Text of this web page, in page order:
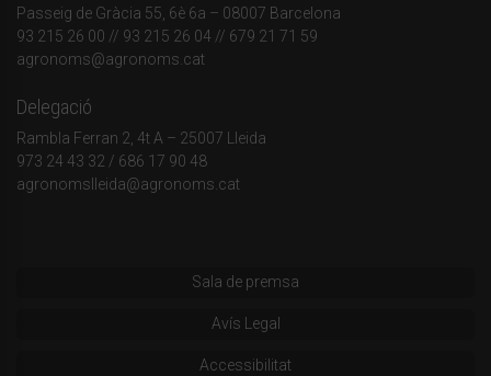
Passeig de Gràcia 55, 6è 6a – 08007 Barcelona
93 215 26 00 // 93 215 26 04 // 679 21 71 59
agronoms@agronoms.cat
Delegació
Rambla Ferran 2, 4t A – 25007 Lleida
973 24 43 32 / 686 17 90 48
agronomslleida@agronoms.cat
Sala de premsa
Avís Legal
Accessibilitat